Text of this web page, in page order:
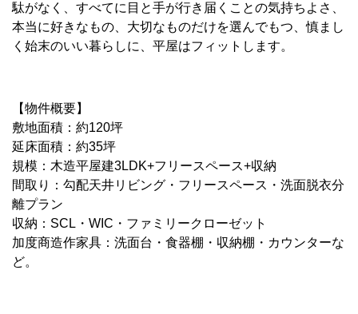
駄がなく、すべてに目と手が行き届くことの気持ちよさ、
本当に好きなもの、大切なものだけを選んでもつ、慎まし
く始末のいい暮らしに、平屋はフィットします。
【物件概要】
敷地面積：約120坪
延床面積：約35坪
規模：木造平屋建3LDK+フリースペース+収納
間取り：勾配天井リビング ・フリースペース・洗面脱衣分
離プラン
収納：SCL・WIC・ファミリークローゼット
加度商造作家具：洗面台・食器棚・収納棚・カウンターな
ど。